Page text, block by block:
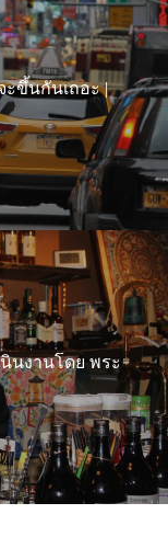
ขึ้นกันเถอะ |
นงานโดย พระ